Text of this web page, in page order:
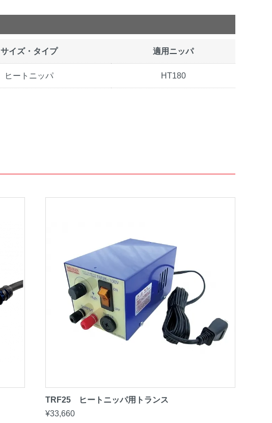
サイズ・タイプ 適用ニッパ
ヒートニッパ HT180
TRF25 ヒートニッパ用トランス
¥33,660